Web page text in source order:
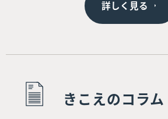
詳しく見る
きこえのコラム